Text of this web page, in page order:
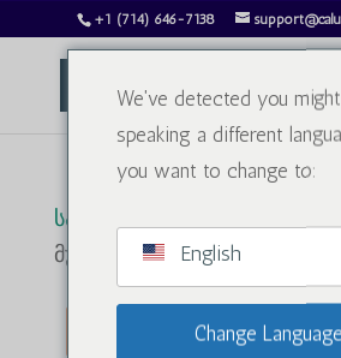
+1 (714) 646-7138
სახლი
მუელეარ ოქსიდიზ 100
ფასდაკლება!
We've detected you
speaking a different
you want to change to:
English
Change Language